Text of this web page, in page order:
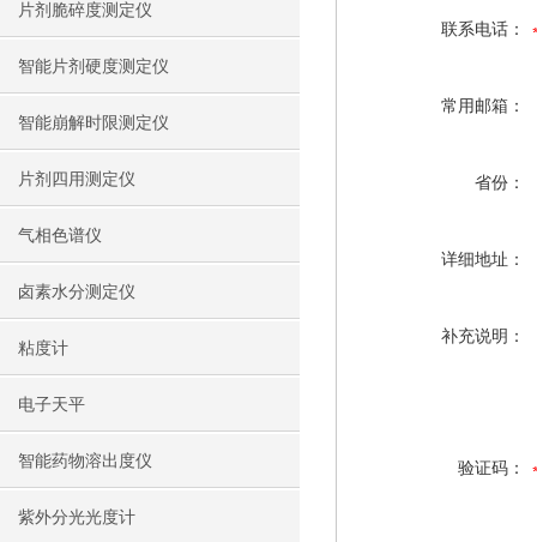
片剂脆碎度测定仪
智能片剂硬度测定仪
智能崩解时限测定仪
片剂四用测定仪
气相色谱仪
卤素水分测定仪
粘度计
电子天平
智能药物溶出度仪
紫外分光光度计
联系电话：
常用邮箱：
省份：
详细地址：
补充说明：
验证码：